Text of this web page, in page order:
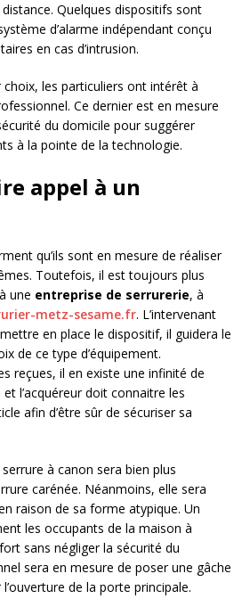
Quelques dispositifs sont
d’alarme indépendant conçu
en cas d’intrusion.
les particuliers ont intérêt à
Ce dernier est en mesure
du domicile pour suggérer
à la pointe de la technologie.
appel à un
qu’ils sont en mesure de réaliser
Toutefois, il est toujours plus
une entreprise de serrurerie, à
metz-sesame.fr. L’intervenant
en place le dispositif, il guidera le
de ce type d’équipement.
reçues, il en existe une infinité de
l’acquéreur doit connaitre les
afin d’être sûr de sécuriser sa
à canon sera bien plus
carénée. Néanmoins, elle sera
raison de sa forme atypique. Un
les occupants de la maison à
sans négliger la sécurité du
sera en mesure de poser une gâche
de la porte principale.